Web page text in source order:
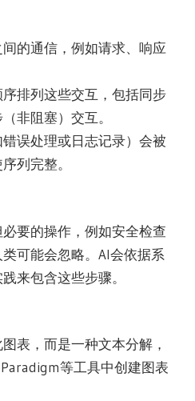
的通信，例如请求、响应
排列这些交互，包括同步
非阻塞）交互。
误处理或日志记录）会被
列完整。
要的操作，例如安全检查
可能会忽略。AI会依据系
来包含这些步骤。
表，而是一种文本分解，
等工具中创建图表